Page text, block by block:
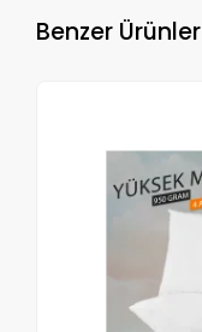
Benzer Ürünler